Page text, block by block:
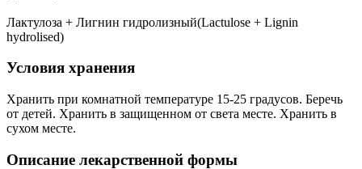
Лактулоза + Лигнин гидролизный(Lactulose + Lignin
hydrolised)
Условия хранения
Хранить при комнатной температуре 15-25 градусов. Беречь
от детей. Хранить в защищенном от света месте. Хранить в
сухом месте.
Описание лекарственной формы